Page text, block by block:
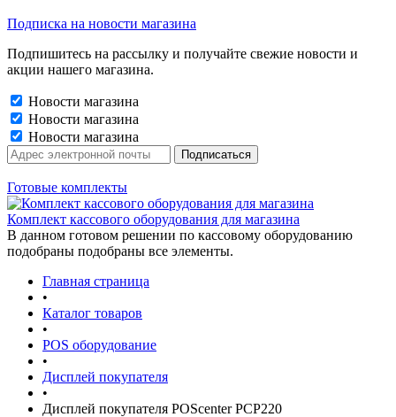
Подписка на новости магазина
Подпишитесь на рассылку и получайте свежие новости и
акции нашего магазина.
Новости магазина
Новости магазина
Новости магазина
Готовые комплекты
Комплект кассового оборудования для магазина
В данном готовом решении по кассовому оборудованию
подобраны подобраны все элементы.
Главная страница
•
Каталог товаров
•
POS оборудование
•
Дисплей покупателя
•
Дисплей покупателя POScenter PCP220